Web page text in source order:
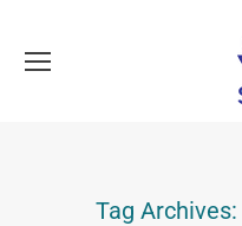
Tag Archives: